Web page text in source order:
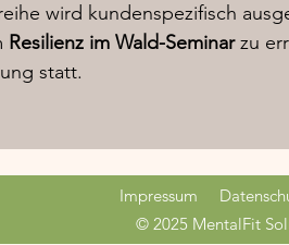
wird kundenspezifisch
Resilienz im Wald-Seminarzu
statt.
Impressum
© 2025 MentalFit